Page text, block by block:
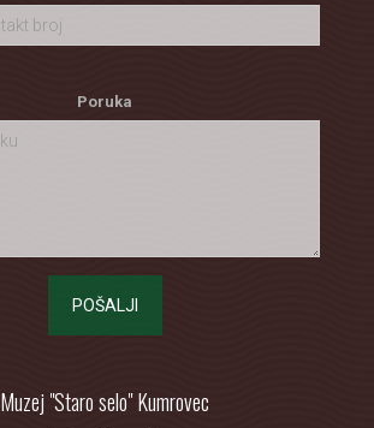
Poruka
POŠALJI
Muzej "Staro selo" Kumrovec